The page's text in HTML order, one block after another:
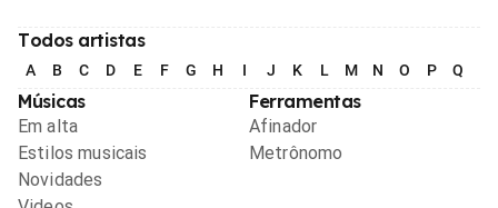
Todos artistas
A B C D E F G H I J K L M N O P Q
Músicas
Em alta
Estilos musicais
Novidades
Ferramentas
Afinador
Metrônomo